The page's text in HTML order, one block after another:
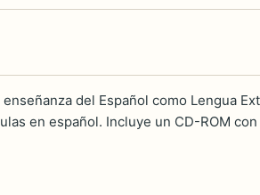
del Español como Lengua
en español. Incluye un CD-ROM